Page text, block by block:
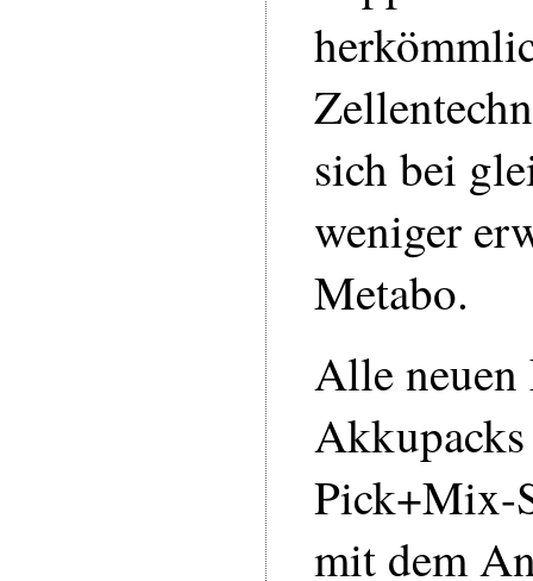
sich bei
weniger
Metabo.
Alle
Pick+Mix-
mit dem